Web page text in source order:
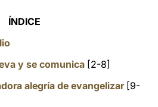
ÍNDICE
y se comunica [2-8]
alegría de evangelizar[9-